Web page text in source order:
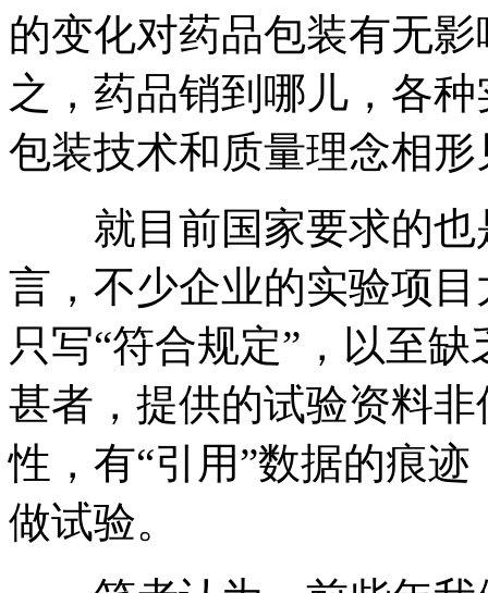
的变化对药品包装有无
之，药品销到哪儿，各
包装技术和质量理念相形
就目前国家要求的也
言，不少企业的实验项
只写“符合规定”，以至
甚者，提供的试验资料
性，有“引用”数据的痕
做试验。